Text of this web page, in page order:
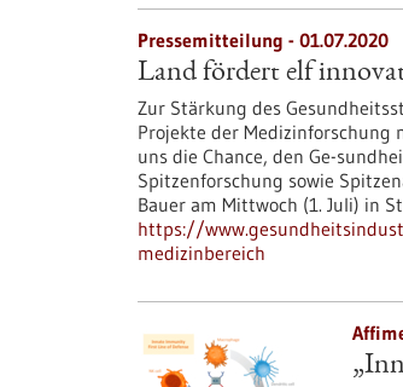
Pressemitteilung - 01.07.2020
Land fördert elf
Zur Stärkung des
Projekte der Medizinforschung
uns die Chance, den Ge-
Spitzenforschung sowie
Bauer am Mittwoch (1. Juli) in
https://
medizinbereich